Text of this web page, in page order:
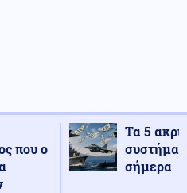
που ο
Τα 5
σήμερα